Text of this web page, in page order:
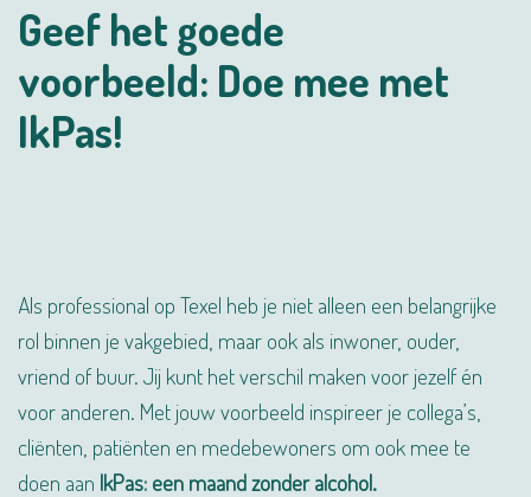
Geef het goede
voorbeeld: Doe mee met
IkPas!
Als professional op Texel heb je niet alleen een belangrijke
rol binnen je vakgebied, maar ook als inwoner, ouder,
vriend of buur. Jij kunt het verschil maken voor jezelf én
voor anderen. Met jouw voorbeeld inspireer je collega’s,
cliënten, patiënten en medebewoners om ook mee te
doen aan IkPas: een maand zonder alcohol.